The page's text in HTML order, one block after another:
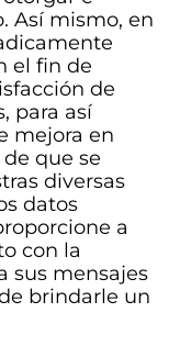
Así mismo, en
el fin de
de
para así
mejora en
de que se
diversas
datos
a
con la
sus mensajes
brindarle un